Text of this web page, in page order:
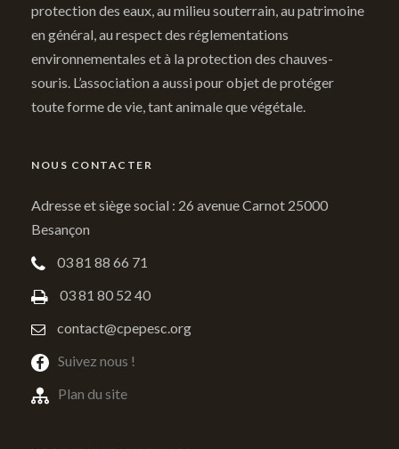
protection des eaux, au milieu souterrain, au patrimoine
en général, au respect des réglementations
environnementales et à la protection des chauves-
souris. L’association a aussi pour objet de protéger
toute forme de vie, tant animale que végétale.
NOUS CONTACTER
Adresse et siège social : 26 avenue Carnot 25000
Besançon
03 81 88 66 71
03 81 80 52 40
contact@cpepesc.org
Suivez nous !
Plan du site